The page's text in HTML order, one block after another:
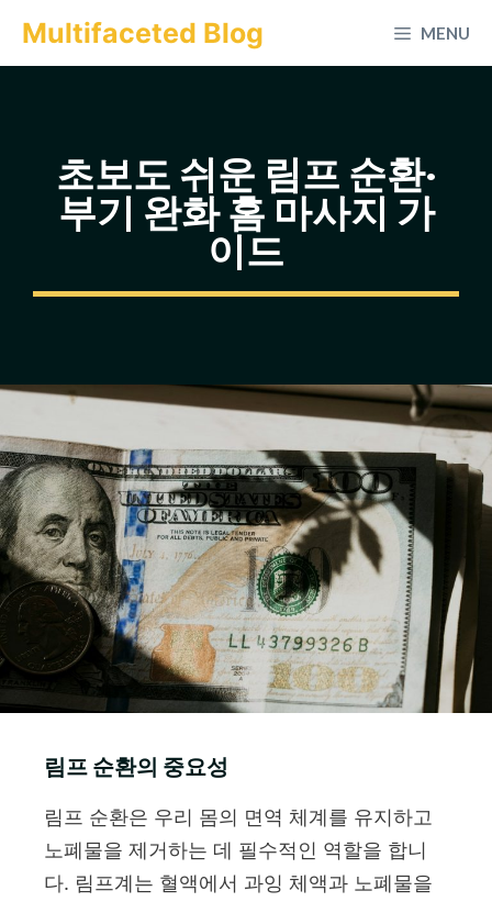
Multifaceted Blog MENU
초보도 쉬운 림프 순환·
부기 완화 홈 마사지 가
이드
림프 순환의 중요성
림프 순환은 우리 몸의 면역 체계를 유지하고
노폐물을 제거하는 데 필수적인 역할을 합니
다. 림프계는 혈액에서 과잉 체액과 노폐물을